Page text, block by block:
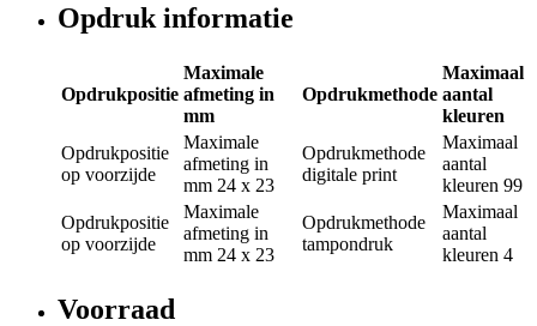
Opdruk informatie
Opdrukpositie
Maximale
afmeting in
mm
Opdrukmethode
Maximaal
aantal
kleuren
Opdrukpositie
op voorzijde
Maximale
afmeting in
mm 24 x 23
Opdrukmethode
digitale print
Maximaal
aantal
kleuren 99
Opdrukpositie
op voorzijde
Maximale
afmeting in
mm 24 x 23
Opdrukmethode
tampondruk
Maximaal
aantal
kleuren 4
Voorraad